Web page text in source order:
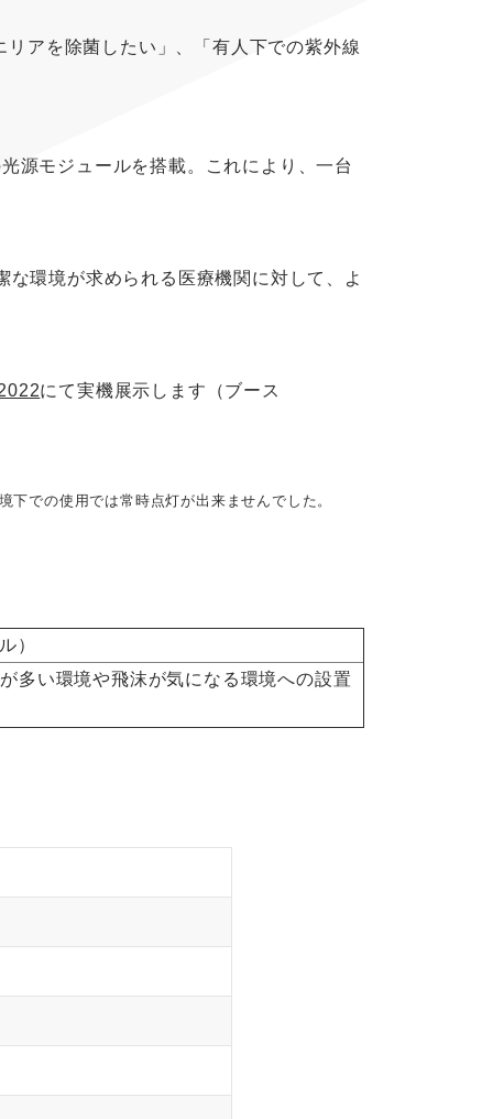
アを除菌したい」、「有人下での紫外線
源モジュールを搭載。これにより、一台
環境が求められる医療機関に対して、よ
にて実機展示します（ブース
での使用では常時点灯が出来ませんでした。
）
多い環境や飛沫が気になる環境への設置